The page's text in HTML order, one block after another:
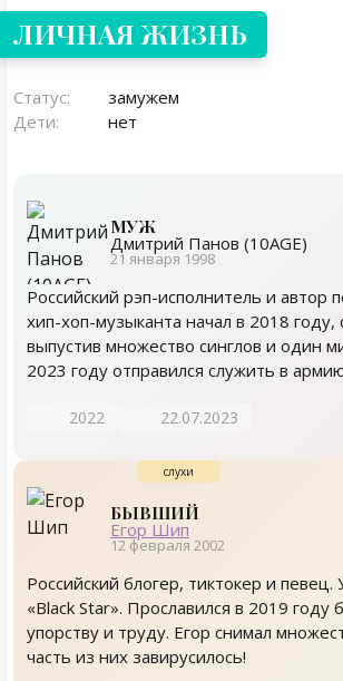
ЛИЧНАЯ ЖИЗНЬ
Статус:
замужем
Дети:
нет
МУЖ
Дмитрий Панов (10AGE)
21 января 1998
Российский рэп-исполнитель и автор
хип-хоп-музыканта начал в 2018 году,
выпустив множество синглов и один
2023 году отправился служить в
2022 22.07.2023
БЫВШИЙ
Егор Шип
12 февраля 2002
Российский блогер, тиктокер и певец.
«Black Star». Прославился в 2019 году
упорству и труду. Егор снимал
часть из них завирусилось!